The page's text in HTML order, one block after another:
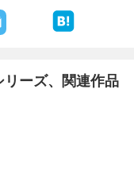
ーズ、関連作品